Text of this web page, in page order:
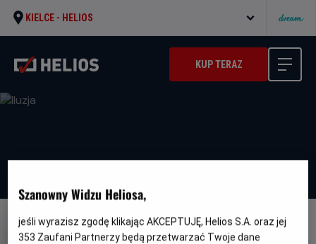
KIELCE - HELIOS
KUP TERAZ
NAPISY
Szanowny Widzu Heliosa,
jeśli wyrazisz zgodę klikając AKCEPTUJĘ, Helios S.A. oraz jej
353 Zaufani Partnerzy będą przetwarzać Twoje dane